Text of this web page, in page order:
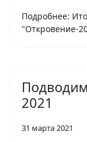
Подробнее:
"Откровение-
2021
31 марта 2021